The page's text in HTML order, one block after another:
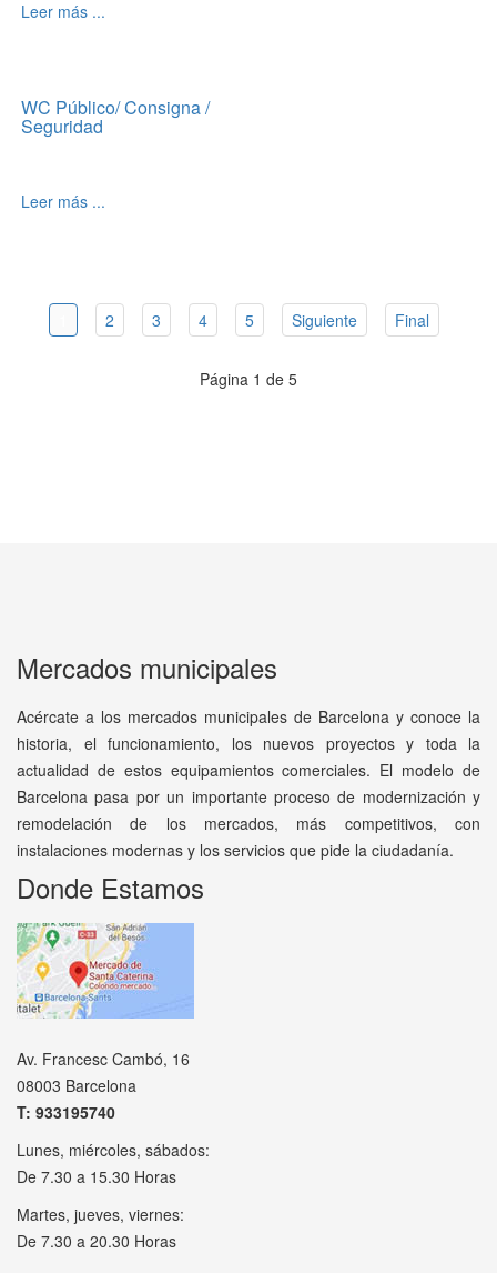
Leer más ...
WC Público/ Consigna /
Seguridad
Leer más ...
2 3 4 5 Siguiente Final
Página 1 de 5
Mercados municipales
Acércate a los mercados municipales de Barcelona y conoce la
historia, el funcionamiento, los nuevos proyectos y toda la
actualidad de estos equipamientos comerciales. El modelo de
Barcelona pasa por un importante proceso de modernización y
remodelación de los mercados, más competitivos, con
instalaciones modernas y los servicios que pide la ciudadanía.
Donde Estamos
Av. Francesc Cambó, 16
08003 Barcelona
T: 933195740
Lunes, miércoles, sábados:
De 7.30 a 15.30 Horas
Martes, jueves, viernes:
De 7.30 a 20.30 Horas